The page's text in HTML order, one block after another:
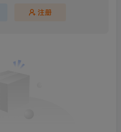
注册